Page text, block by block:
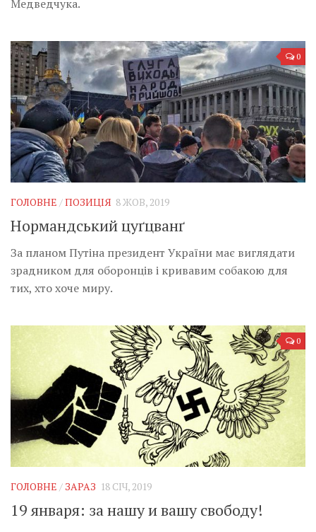
Медведчука.
0
ГОЛОВНЕ /ПОЗИЦІЯ 8 ЖОВ, 2019
Нормандський цуґцванґ
За планом Путіна президент України має виглядати
зрадником для оборонців і кривавим собакою для
тих, хто хоче миру.
0
ГОЛОВНЕ / ЗАРАЗ 18 СІЧ, 2019
19 января: за нашу и вашу свободу!